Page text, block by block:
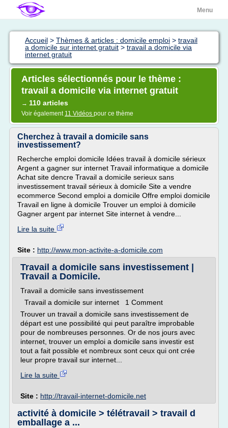
Menu
Accueil > Thèmes & articles : domicile emploi > travail
a domicile sur internet gratuit > travail a domicile via
internet gratuit
Articles sélectionnés pour le thème :
travail a domicile via internet gratuit
→ 110 articles
Voir également 11 Vidéos pour ce thème
Cherchez à travail a domicile sans
investissement?
Recherche emploi domicile Idées travail à domicile sérieux
Argent a gagner sur internet Travail informatique a domicile
Achat site dencre Travail a domicile serieux sans
investissement travail sérieux à domicile Site a vendre
ecommerce Second emploi a domicile Offre emploi domicile
Travail en ligne à domicile Trouver un emploi à domicile
Gagner argent par internet Site internet à vendre...
Lire la suite
Site : http://www.mon-activite-a-domicile.com
Travail a domicile sans investissement |
Travail a Domicile.
Travail a domicile sans investissement
Travail a domicile sur internet 1 Comment
Trouver un travail a domicile sans investissement de
départ est une possibilité qui peut paraître improbable
pour de nombreuses personnes. Or de nos jours avec
internet, trouver un emploi a domicile sans investir est
tout a fait possible et nombreux sont ceux qui ont crée
leur propre travail sur internet...
Lire la suite
Site : http://travail-internet-domicile.net
activité à domicile > télétravail > travail d
emballage a ...